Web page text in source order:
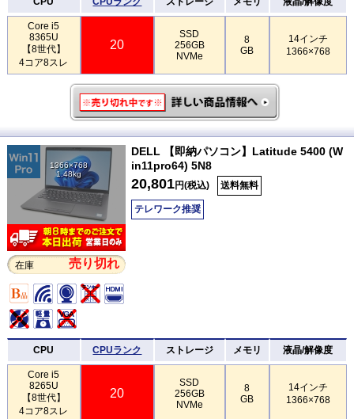
Core i5
8365U
【8世代】
4コア8スレ
20
SSD
256GB
NVMe
8
GB
14インチ
1366×768
1366×768
1.48kg
在庫 売り切れ
DELL 【即納パソコン】Latitude 5400 (W
in11pro64) 5N8
20,801円(税込) 送料無料
テレワーク推奨
CPU CPUランク ストレージ メモリ 液晶/解像度
Core i5
8265U
【8世代】
4コア8スレ
20
SSD
256GB
NVMe
8
GB
14インチ
1366×768